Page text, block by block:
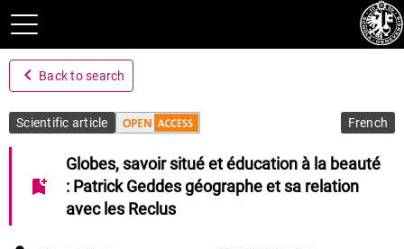
navigate_before Back to search
Scientific article French
bookmark_add
Globes, savoir situé et éducation à la beauté
: Patrick Geddes géographe et sa relation
avec les Reclus